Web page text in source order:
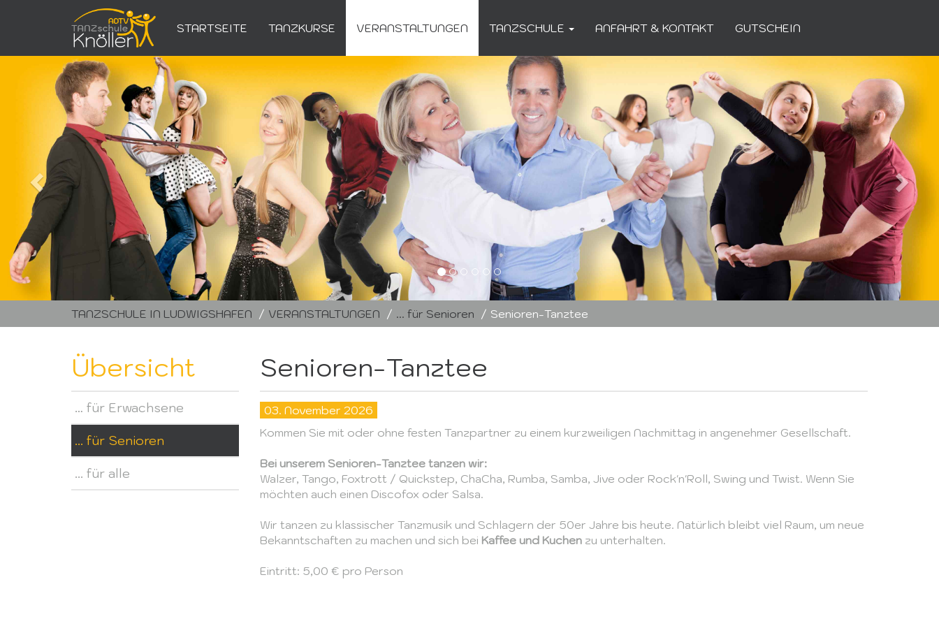
STARTSEITE TANZKURSE VERANSTALTUNGEN TANZSCHULE ANFAHRT & KONTAKT GUTSCHEIN
Zurück Weiter
TANZSCHULE IN LUDWIGSHAFEN VERANSTALTUNGEN ... für Senioren Senioren-Tanztee
Senioren-Tanztee
03. November 2026
Kommen Sie mit oder ohne festen Tanzpartner zu einem kurzweiligen Nachmittag in angenehmer Gesellschaft.
Bei unserem Senioren-Tanztee tanzen wir:
Walzer, Tango, Foxtrott / Quickstep, ChaCha, Rumba, Samba, Jive oder Rock'n'Roll, Swing und Twist. Wenn Sie
möchten auch einen Discofox oder Salsa.
Wir tanzen zu klassischer Tanzmusik und Schlagern der 50er Jahre bis heute. Natürlich bleibt viel Raum, um neue
Bekanntschaften zu machen und sich bei Kaffee und Kuchen zu unterhalten.
Eintritt: 5,00 € pro Person
Übersicht
… für Erwachsene
... für Senioren
... für alle